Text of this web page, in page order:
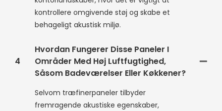
kontrollere omgivende støj og skabe et
behageligt akustisk miljø.
4
Hvordan Fungerer Disse Paneler I
Områder Med Høj Luftfugtighed,
Såsom Badeværelser Eller Køkkener?
Selvom træfinerpaneler tilbyder
fremragende akustiske egenskaber,